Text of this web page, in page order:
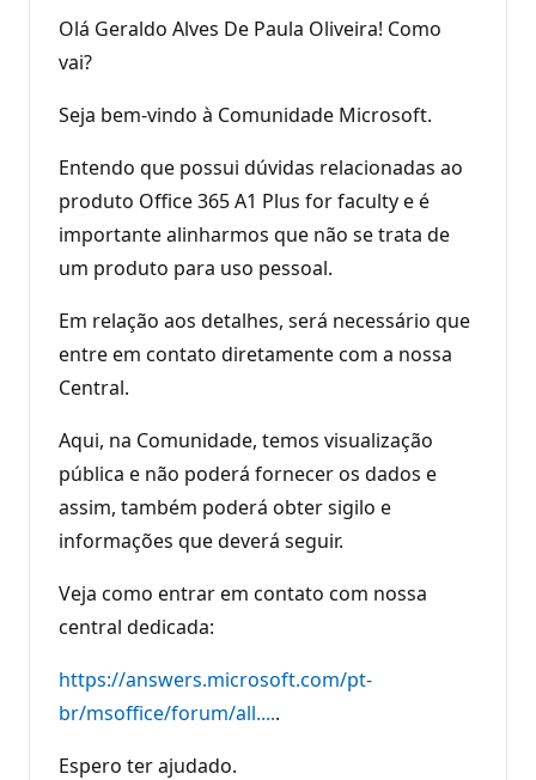
Olá Geraldo Alves De Paula Oliveira! Como
vai?
Seja bem-vindo à Comunidade Microsoft.
Entendo que possui dúvidas relacionadas ao
produto Office 365 A1 Plus for faculty e é
importante alinharmos que não se trata de
um produto para uso pessoal.
Em relação aos detalhes, será necessário que
entre em contato diretamente com a nossa
Central.
Aqui, na Comunidade, temos visualização
pública e não poderá fornecer os dados e
assim, também poderá obter sigilo e
informações que deverá seguir.
Veja como entrar em contato com nossa
central dedicada:
https://answers.microsoft.com/pt-
br/msoffice/forum/all.....
Espero ter ajudado.